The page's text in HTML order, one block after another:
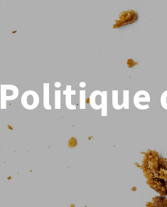
Politique